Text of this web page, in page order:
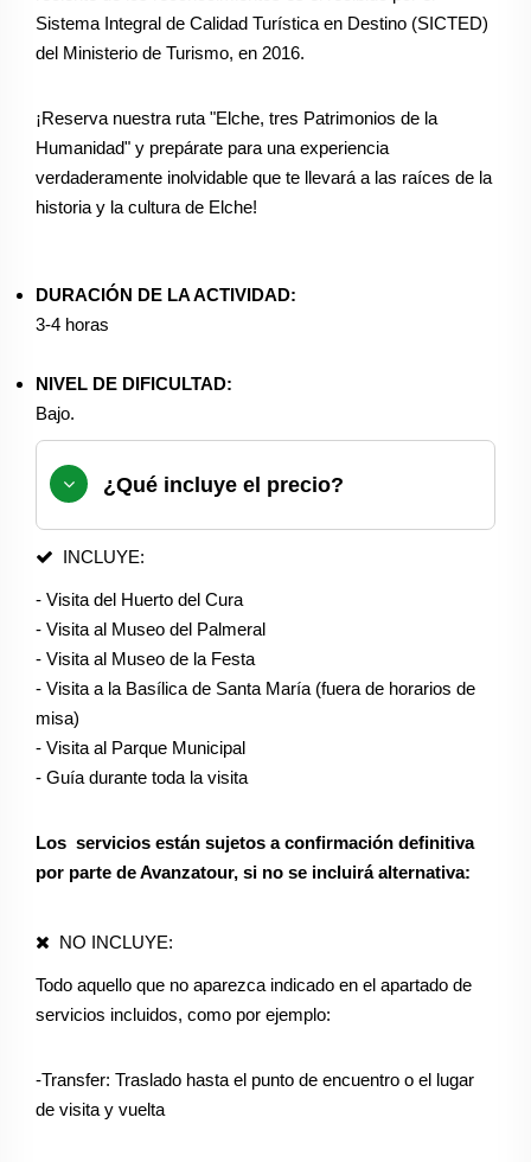
Sistema Integral de Calidad Turística en Destino (SICTED)
del Ministerio de Turismo, en 2016.
¡Reserva nuestra ruta "Elche, tres Patrimonios de la
Humanidad" y prepárate para una experiencia
verdaderamente inolvidable que te llevará a las raíces de la
historia y la cultura de Elche!
DURACIÓN DE LA ACTIVIDAD:
3-4 horas
NIVEL DE DIFICULTAD:
Bajo.
¿Qué incluye el precio?
INCLUYE:
- Visita del Huerto del Cura
- Visita al Museo del Palmeral
- Visita al Museo de la Festa
- Visita a la Basílica de Santa María (fuera de horarios de
misa)
- Visita al Parque Municipal
- Guía durante toda la visita
Los servicios están sujetos a confirmación definitiva
por parte de Avanzatour, si no se incluirá alternativa:
NO INCLUYE:
Todo aquello que no aparezca indicado en el apartado de
servicios incluidos, como por ejemplo:
-Transfer: Traslado hasta el punto de encuentro o el lugar
de visita y vuelta